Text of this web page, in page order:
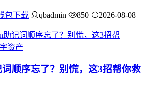
包下载 qbadmin 850 2026-08-08
顺序忘了？别慌，这3招帮你救